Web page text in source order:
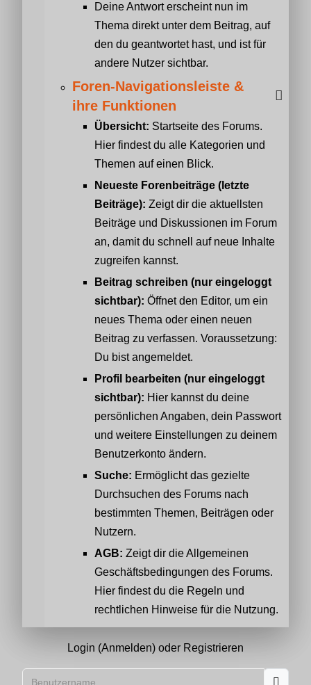
Deine Antwort erscheint nun im
Thema direkt unter dem Beitrag, auf
den du geantwortet hast, und ist für
andere Nutzer sichtbar.
Foren-Navigationsleiste &
ihre Funktionen
Übersicht: Startseite des Forums.
Hier findest du alle Kategorien und
Themen auf einen Blick.
Neueste Forenbeiträge (letzte
Beiträge): Zeigt dir die aktuellsten
Beiträge und Diskussionen im Forum
an, damit du schnell auf neue Inhalte
zugreifen kannst.
Beitrag schreiben (nur eingeloggt
sichtbar): Öffnet den Editor, um ein
neues Thema oder einen neuen
Beitrag zu verfassen. Voraussetzung:
Du bist angemeldet.
Profil bearbeiten (nur eingeloggt
sichtbar): Hier kannst du deine
persönlichen Angaben, dein Passwort
und weitere Einstellungen zu deinem
Benutzerkonto ändern.
Suche: Ermöglicht das gezielte
Durchsuchen des Forums nach
bestimmten Themen, Beiträgen oder
Nutzern.
AGB: Zeigt dir die Allgemeinen
Geschäftsbedingungen des Forums.
Hier findest du die Regeln und
rechtlichen Hinweise für die Nutzung.
Login (Anmelden) oder Registrieren
Benutzername